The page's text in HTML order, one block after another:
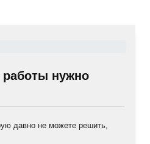
работы нужно
давно не можете решить,